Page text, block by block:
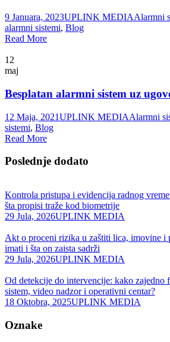
9 Januara, 2023UPLINK MEDIAAlarmni
alarmni sistemi, Blog
Read More
12
maj
Besplatan alarmni sistem uz
12 Maja, 2021UPLINK MEDIAAlarmni
sistemi, Blog
Read More
Poslednje dodato
Kontrola pristupa i evidencija radnog
šta propisi traže kod biometrije
29 Jula, 2026UPLINK MEDIA
Akt o proceni rizika u zaštiti lica, imovine i
imati i šta on zaista sadrži
29 Jula, 2026UPLINK MEDIA
Od detekcije do intervencije: kako zajedno
sistem, video nadzor i operativni centar?
18 Oktobra, 2025UPLINK MEDIA
Oznake